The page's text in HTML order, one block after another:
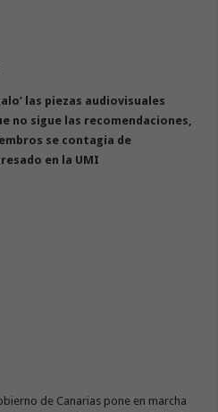
las piezas audiovisuales
no sigue las recomendaciones,
se contagia de
en la UMI
de Canarias pone en marcha